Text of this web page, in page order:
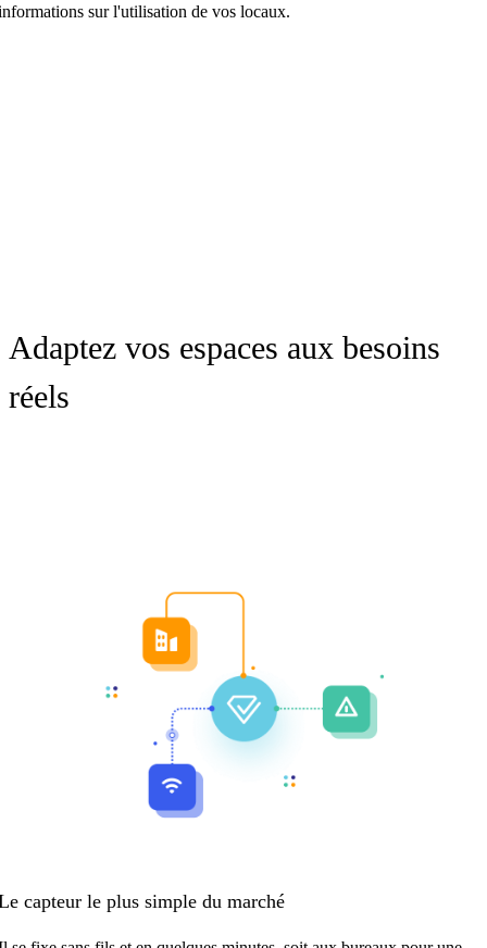
sur l'utilisation de vos locaux.
Adaptez vos espaces aux besoins
réels
capteur le plus simple du marché